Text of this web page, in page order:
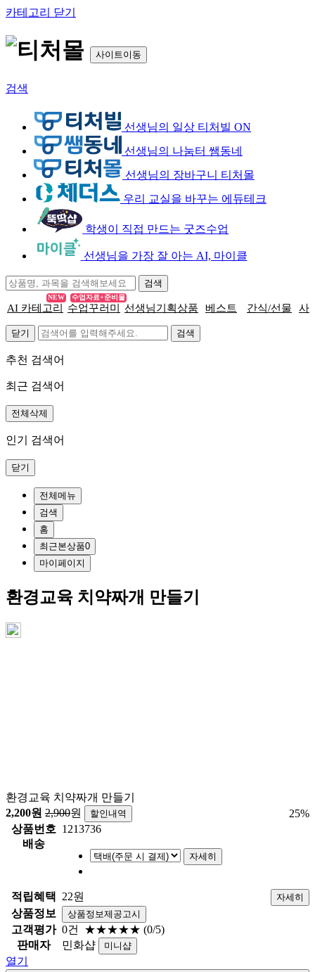
카테고리 닫기
사이트이동
검색
선생님의 일상 티처빌 ON
선생님의 나눔터 쌤동네
선생님의 장바구니 티처몰
우리 교실을 바꾸는 에듀테크
학생이 직접 만드는 굿즈수업
선생님을 가장 잘 아는 AI, 마이클
AI 카테고리
NEW
수업꾸러미
수업자료+준비물
선생님기획상품 베스트 간식/선물 사
닫기
추천 검색어
최근 검색어
전체삭제
인기 검색어
닫기
전체메뉴
검색
홈
최근본상품0
마이페이지
환경교육 치약짜개 만들기
환경교육 치약짜개 만들기
2,200원 2,900원 할인내역 25%
상품번호 1213736
배송
자세히
적립혜택 22원 자세히
상품정보 상품정보제공고시
고객평가 0건 ★★★★★ (0/5)
판매자
민화샵 미니샵
열기